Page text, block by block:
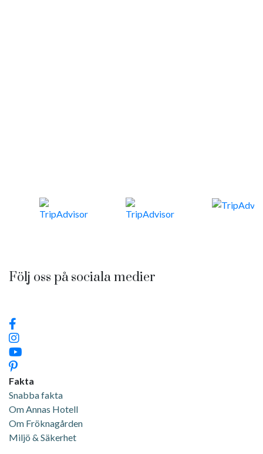
Följ oss på sociala medier
Fakta
Snabba fakta
Om Annas Hotell
Om Fröknagården
Miljö & Säkerhet